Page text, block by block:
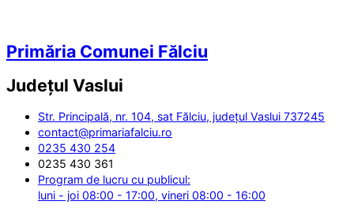
Primăria Comunei Fălciu
Județul Vaslui
Str. Principală, nr. 104, sat Fălciu, județul Vaslui 737245
contact@primariafalciu.ro
0235 430 254
0235 430 361
Program de lucru cu publicul:
luni - joi 08:00 - 17:00, vineri 08:00 - 16:00